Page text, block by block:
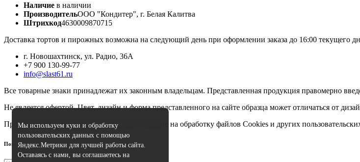
Наличие в наличии
ПроизводительООО "Кондитер", г. Белая Калитва
Штрихкод4630009870715
Доставка тортов и пирожных возможна на следующий день при оформлении заказа до 16:00 текущего
г. Новошахтинск, ул. Радио, 36А
+7 900 130-99-77
info@slast61.ru
Все товарные знаки принадлежат их законным владельцам. Представленная продукция правомерно
Не является офертой. Цвет, дизайн и форма представленного на сайте образца может отличаться от
Продолжая использовать сайт, вы даете согласие на обработку файлов Cookies и других
Поиск
Мы используем куки и обработку
пользовательских данных с помощью
Яндекс.Метрики для лучшей работы сайта.
Оставаясь с нами, вы соглашаетесь на